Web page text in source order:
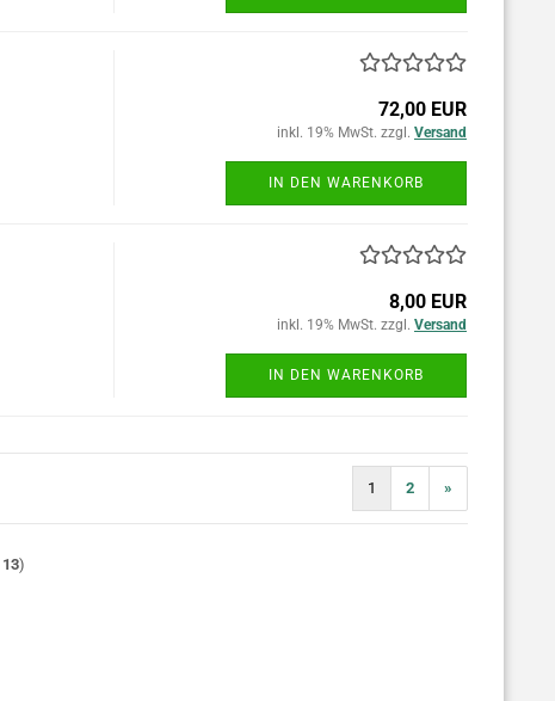
72,00 EUR
inkl. 19% MwSt. zzgl. Versand
IN DEN WARENKORB
8,00 EUR
inkl. 19% MwSt. zzgl. Versand
IN DEN WARENKORB
1 2 »
13)